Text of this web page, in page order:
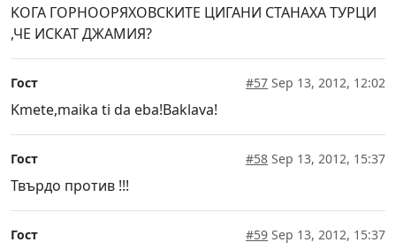
KОГА ГОРНООРЯХОВСКИТЕ ЦИГАНИ СТАНАХА ТУРЦИ
,ЧЕ ИСКАТ ДЖАМИЯ?
Гост #57 Sep 13, 2012, 12:02
Kmete,maika ti da eba!Baklava!
Гост #58 Sep 13, 2012, 15:37
Твърдо против !!!
Гост #59 Sep 13, 2012, 15:37